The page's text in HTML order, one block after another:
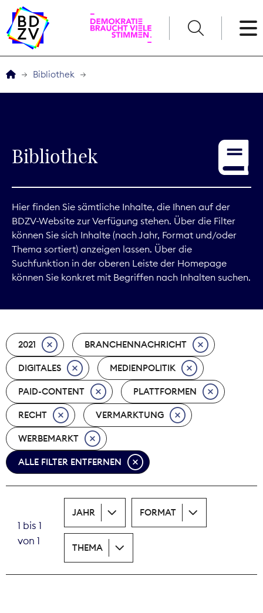
Service
Digitales
Kommunikation
Marktdaten
Nachhaltigkeit
Nachwuchs
Nova Award
Pressefreiheit
Print
Theodor-Wolff-Preis
Bibliothek
Bibliothek
Hier finden Sie sämtliche Inhalte, die Ihnen auf der
BDZV-Website zur Verfügung stehen. Über die Filter
können Sie sich Inhalte (nach Jahr, Format und/oder
Thema sortiert) anzeigen lassen. Über die
Suchfunktion in der oberen Leiste der Homepage
können Sie konkret mit Begriffen nach Inhalten suchen.
2021 BRANCHENNACHRICHT
DIGITALES MEDIENPOLITIK
PAID-CONTENT PLATTFORMEN
RECHT VERMARKTUNG
WERBEMARKT
ALLE FILTER ENTFERNEN
1 bis 1
von 1
JAHR FORMAT
THEMA